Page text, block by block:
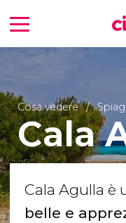
Cosa vedere
Cala
Cala Agulla è
belle e